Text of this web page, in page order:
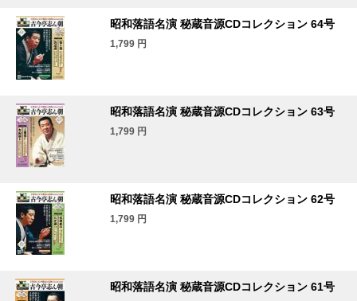
昭和落語名演 秘蔵音源CDコレクション 64号
1,799 円
昭和落語名演 秘蔵音源CDコレクション 63号
1,799 円
昭和落語名演 秘蔵音源CDコレクション 62号
1,799 円
昭和落語名演 秘蔵音源CDコレクション 61号